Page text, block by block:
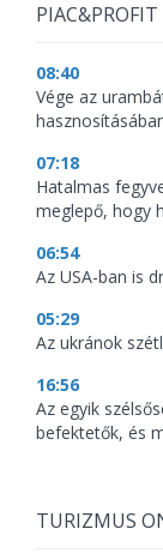
PIAC&PROFIT
08:40
Vége az
07:18
Hatalmas
meglepő, hogy
06:54
Az USA-ban is
05:29
Az ukránok
16:56
Az egyik
befektetők, és
TURIZMUS